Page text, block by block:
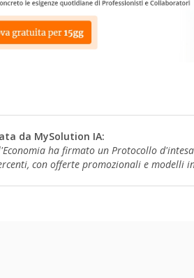
da MySolution IA:
ha firmato un Protocollo
con offerte promozionali e modelli